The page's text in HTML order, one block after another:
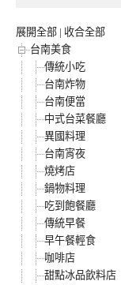
展開全部 | 收合全部
台南美食
傳統小吃
台南炸物
台南便當
中式台菜餐廳
異國料理
台南宵夜
燒烤店
鍋物料理
吃到飽餐廳
傳統早餐
早午餐輕食
咖啡店
甜點冰品飲料店